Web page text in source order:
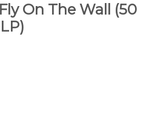
On The Wall (50